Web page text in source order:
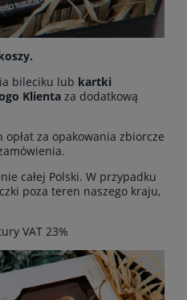
bileciku lub kartki
Klienta za dodatkową
za opakowania zbiorcze
całej Polski. W przypadku
poza teren naszego kraju,
VAT 23%